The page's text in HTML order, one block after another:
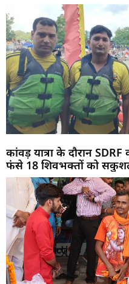
कांवड़ यात्रा के दौरान
फंसे 18 शिवभक्तों को